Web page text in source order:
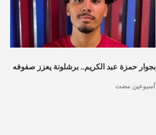
بجوار حمزة عبد الكريم.. برشلونة يعزز صفوفه
أسبوعين مضت